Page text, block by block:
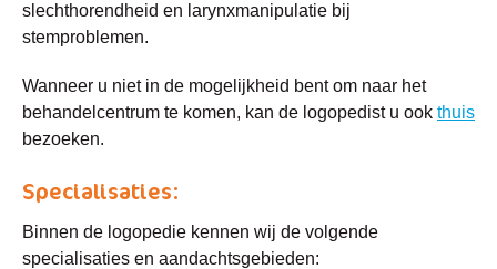
slechthorendheid en larynxmanipulatie bij
stemproblemen.
Wanneer u niet in de mogelijkheid bent om naar het
behandelcentrum te komen, kan de logopedist u ook thuis
bezoeken.
Specialisaties:
Binnen de logopedie kennen wij de volgende
specialisaties en aandachtsgebieden: